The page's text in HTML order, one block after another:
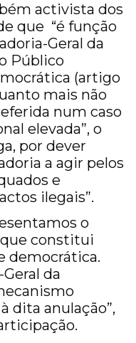
activista dos
que “é função
Geral da
Público
(artigo
mais não
num caso
elevada”, o
por dever
a agir pelos
e
ilegais”.
o
constitui
democrática.
da
dita anulação”,